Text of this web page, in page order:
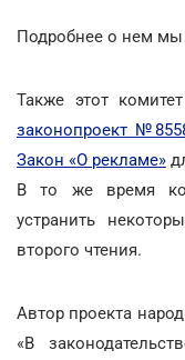
Подробнее о нем мы
Также этот
законопроект
Закон «О рекламе»
В то же время
устранить
второго чтения.
Автор проекта
«В